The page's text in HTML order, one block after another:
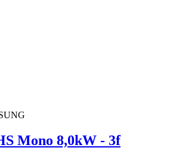
Mono 8,0kW - 3f